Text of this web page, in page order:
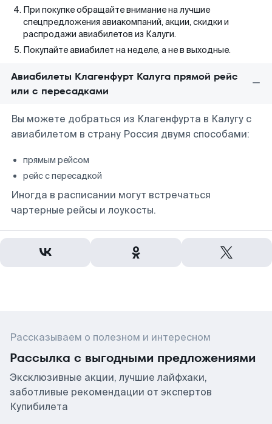
При покупке обращайте внимание на лучшие
спецпредложения авиакомпаний, акции, скидки и
распродажи авиабилетов из Калуги.
Покупайте авиабилет на неделе, а не в выходные.
Авиабилеты Клагенфурт Калуга прямой рейс
или с пересадками
Вы можете добраться из Клагенфурта в Калугу с
авиабилетом в страну Россия двумя способами:
прямым рейсом
рейс с пересадкой
Иногда в расписании могут встречаться
чартерные рейсы и лоукосты.
Рассказываем о полезном и интересном
Рассылка с выгодными предложениями
Эксклюзивные акции, лучшие лайфхаки,
заботливые рекомендации от экспертов
Купибилета